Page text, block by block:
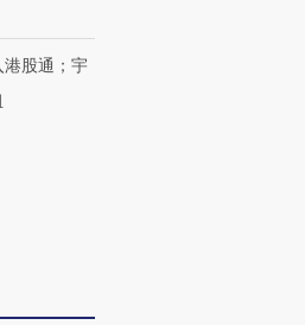
股通；宇